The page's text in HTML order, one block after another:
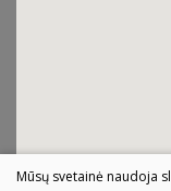
Mūsų svetainė naudoja